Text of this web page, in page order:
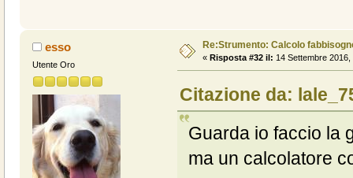
esso
Utente Oro
Re:Strumento: Calcolo
« Risposta #32 il: 14 Settembre 2016,
Citazione da:
Guarda io faccio la
ma un calcolatore